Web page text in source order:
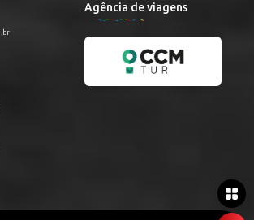
Agência de viagens